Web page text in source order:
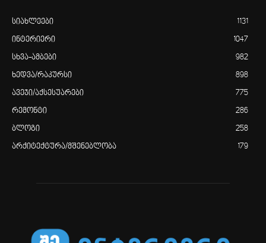
სიახლეები 1131
ინტერიერი 1047
სხვა-ამბები 982
ხედვა/რაკურსი 898
ავეჯი/აქსესუარები 775
რემონტი 286
ბლოგი 258
არქიტექტურა/მშენებლობა 179